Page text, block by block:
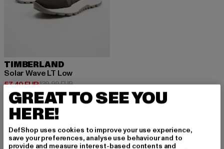
TIMBERLAND
Solar Wave LT Low
57,40 EUR
Derzeitiger Preis: 57,40 EUR
139,99 EURAktionspreis: 139,99 EUR
GREAT TO SEE YOU
HERE!
DefShop uses cookies to improve your use experience,
save your preferences, analyse use behaviour and to
provide and measure interest-based contents and